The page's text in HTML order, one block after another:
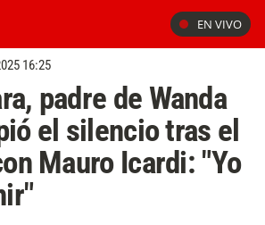
EN VIVO
16:25
padre de Wanda
el silencio tras el
Mauro Icardi: "Yo